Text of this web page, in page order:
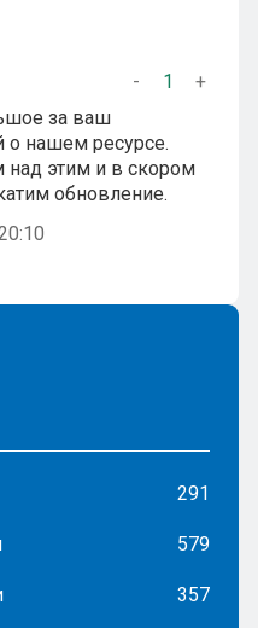
- 1
+
за ваш
о нашем ресурсе.
этим и в скором
обновление.
291
579
357